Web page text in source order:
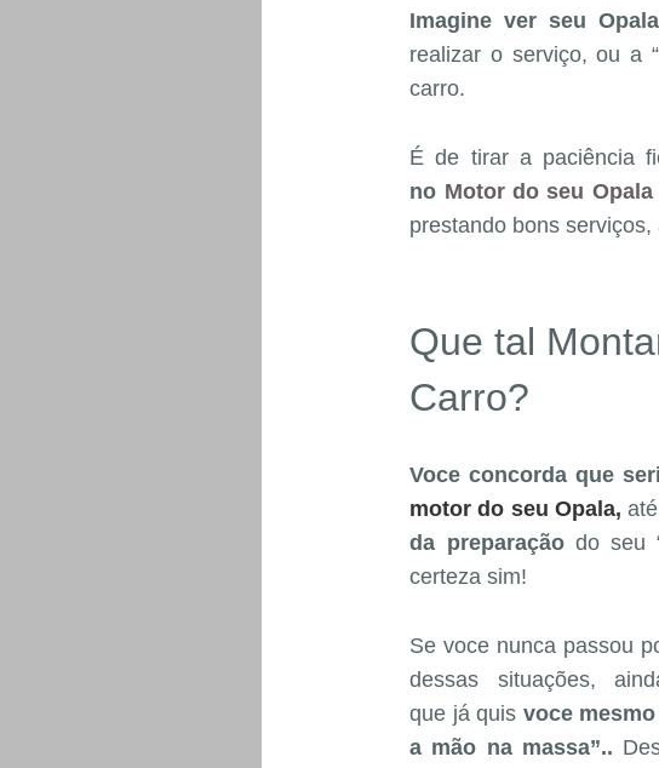
Imagine ver seu
realizar o serviço, ou a
carro.
É de tirar a paciência
no Motor do seu Opala
prestando bons
Que tal
Carro?
Voce concorda que
motor do seu Opala,
da preparaçãodo seu
certeza sim!
Se voce nunca passou
dessas situações,
que já quis voce
a mão na massa”..